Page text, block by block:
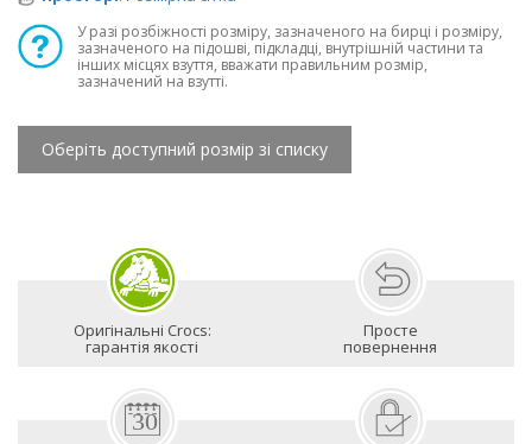
У разі розбіжності розміру, зазначеного на бирці і розміру,
зазначеного на підошві, підкладці, внутрішній частини та
інших місцях взуття, вважати правильним розмір,
зазначений на взутті.
Оберіть доступний розмір зі списку
Оригінальні Crocs:
гарантія якості
Просте
повернення